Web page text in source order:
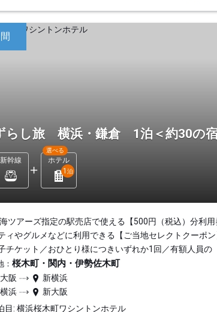
らし旅 横浜・鎌倉 1泊＜約30の宿
新幹線 ホテル
選べる
1 泊
ツアーズ指定の駅売店で使える【500円（税込）分利
ィやグルメなどに利用できる【ご当地セレクトクーポン
チケット／おひとり様につきいずれか1回／有額人員の
： 桜木町・関内・伊勢佐木町
阪
新横浜
浜
新大阪
目: 横浜桜木町ワシントンホテル